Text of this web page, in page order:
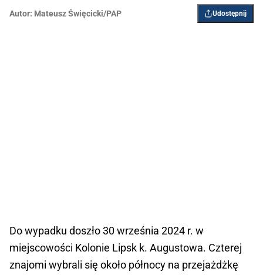
Autor: Mateusz Święcicki/PAP Udostępnij
Do wypadku doszło 30 września 2024 r. w
miejscowości Kolonie Lipsk k. Augustowa. Czterej
znajomi wybrali się około północy na przejażdżkę